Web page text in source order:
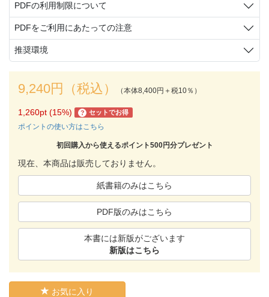
PDFの利用制限について
PDFをご利用にあたっての注意
推奨環境
9,240円（税込） （本体8,400円＋税10％）
1,260pt (15%) ? セットでお得
ポイントの使い方はこちら
初回購入から使えるポイント500円分プレゼント
現在、本商品は販売しておりません。
紙書籍のみはこちら
PDF版のみはこちら
本書には新版がございます
新版はこちら
お気に入り